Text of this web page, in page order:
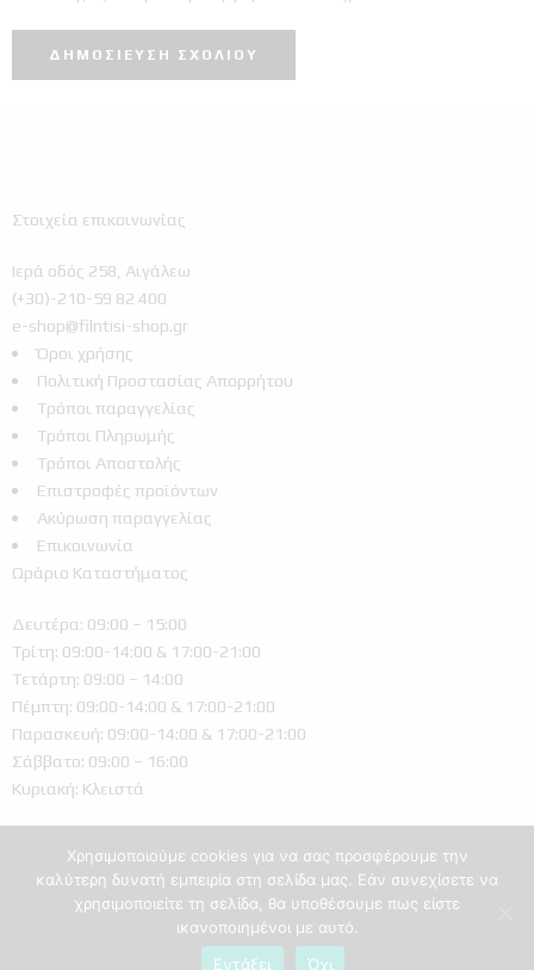
Στοιχεία επικοινωνίας
Ιερά οδός 258, Αιγάλεω
(+30)-210-59 82 400
e-shop@filntisi-shop.gr
Όροι χρήσης
Πολιτική Προστασίας Απορρήτου
Τρόποι παραγγελίας
Τρόποι Πληρωμής
Τρόποι Αποστολής
Επιστροφές προϊόντων
Ακύρωση παραγγελίας
Επικοινωνία
Ωράριο Καταστήματος
Δευτέρα: 09:00 – 15:00
Τρίτη: 09:00-14:00 & 17:00-21:00
Τετάρτη: 09:00 – 14:00
Πέμπτη: 09:00-14:00 & 17:00-21:00
Παρασκευή: 09:00-14:00 & 17:00-21:00
Σάββατο: 09:00 – 16:00
Κυριακή: Κλειστά
Ελληνικά
Χρησιμοποιούμε cookies για να σας προσφέρουμε την
καλύτερη δυνατή εμπειρία στη σελίδα μας. Εάν συνεχίσετε να
χρησιμοποιείτε τη σελίδα, θα υποθέσουμε πως είστε
ικανοποιημένοι με αυτό.
Εντάξει
Όχι